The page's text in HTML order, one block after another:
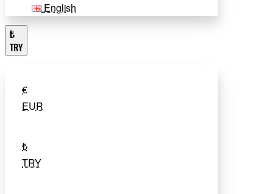
English
₺
TRY
€
EUR
₺
TRY